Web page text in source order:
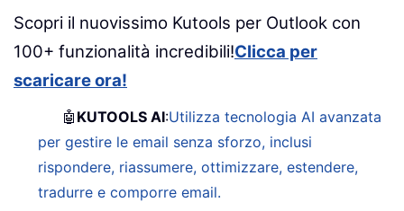
Scopri il nuovissimo Kutools per Outlook con
100+ funzionalità incredibili!Clicca per
scaricare ora!
🤖 KUTOOLS AI:Utilizza tecnologia AI avanzata
per gestire le email senza sforzo, inclusi
rispondere, riassumere, ottimizzare, estendere,
tradurre e comporre email.